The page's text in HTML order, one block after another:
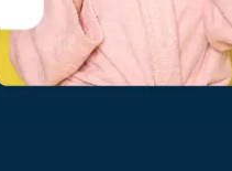
Leggi altro